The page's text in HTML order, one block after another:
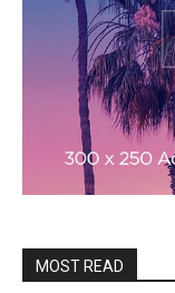
MOST READ